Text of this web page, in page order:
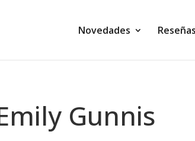
Novedades Reseñas
Gunnis